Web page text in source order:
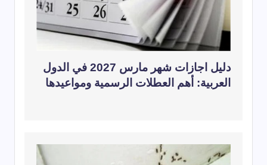
دليل اجازات شهر مارس 2027 في الدول
العربية: أهم العطلات الرسمية ومواعيدها